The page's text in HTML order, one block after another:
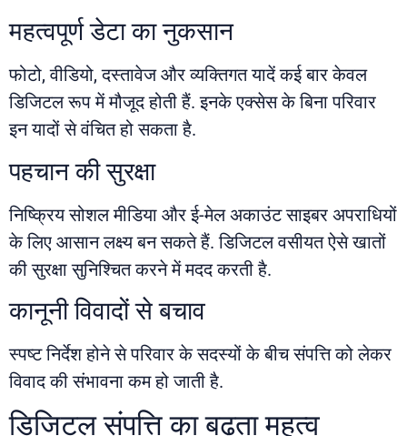
महत्वपूर्ण डेटा का नुकसान
फोटो, वीडियो, दस्तावेज और व्यक्तिगत यादें कई बार केवल
डिजिटल रूप में मौजूद होती हैं. इनके एक्सेस के बिना परिवार
इन यादों से वंचित हो सकता है.
पहचान की सुरक्षा
निष्क्रिय सोशल मीडिया और ई-मेल अकाउंट साइबर अपराधियों
के लिए आसान लक्ष्य बन सकते हैं. डिजिटल वसीयत ऐसे खातों
की सुरक्षा सुनिश्चित करने में मदद करती है.
कानूनी विवादों से बचाव
स्पष्ट निर्देश होने से परिवार के सदस्यों के बीच संपत्ति को लेकर
विवाद की संभावना कम हो जाती है.
डिजिटल संपत्ति का बढ़ता महत्व